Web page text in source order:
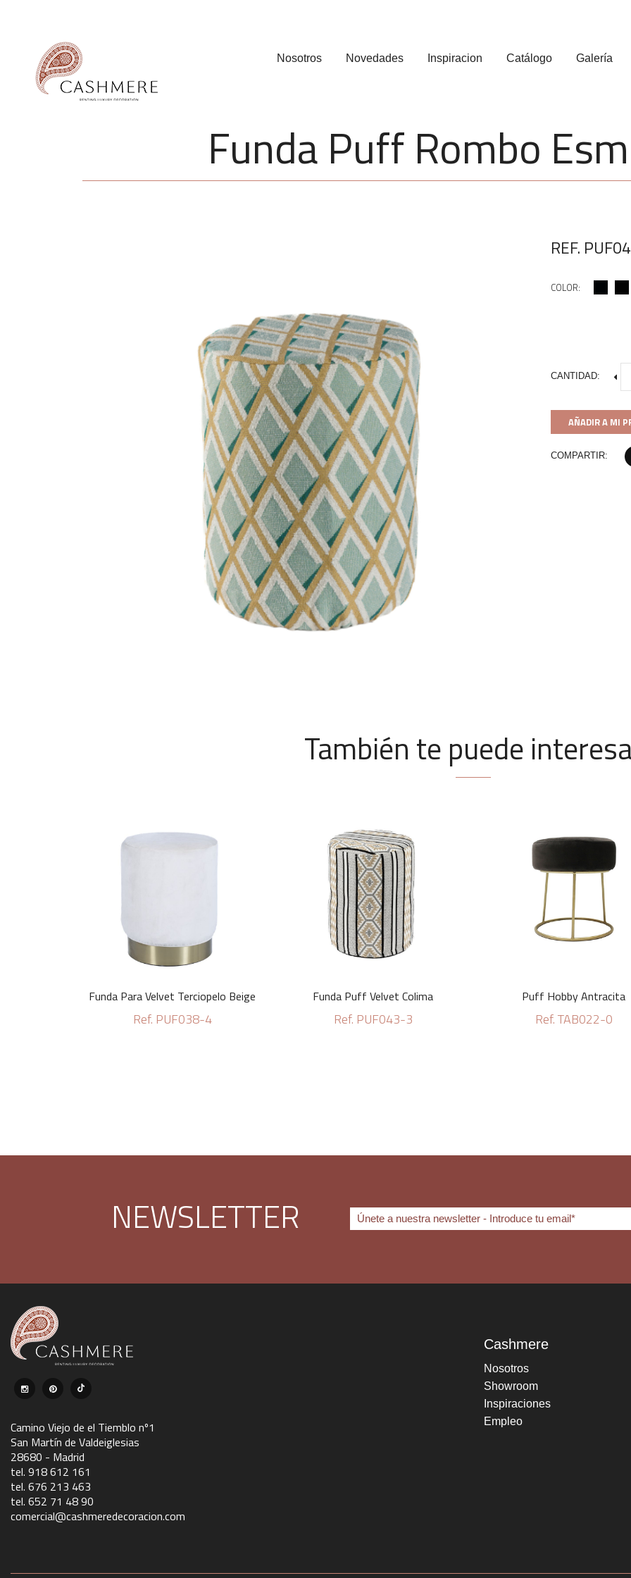
Nosotros Novedades Inspiracion Catálogo Galería
Funda Puff Rombo
REF.
COLOR:
CANTIDAD:
AÑADIR A MI
COMPARTIR:
También te puede
Funda Para Velvet Terciopelo Beige
Ref. PUF038-4
Funda Puff Velvet Colima
Ref. PUF043-3
Puff Hobby Antracita
Ref. TAB022-0
NEWSLETTER
Camino Viejo de el Tiemblo nº1
San Martín de Valdeiglesias
28680 - Madrid
tel. 918 612 161
tel. 676 213 463
tel. 652 71 48 90
comercial@cashmeredecoracion.com
Cashmere
Nosotros
Showroom
Inspiraciones
Empleo